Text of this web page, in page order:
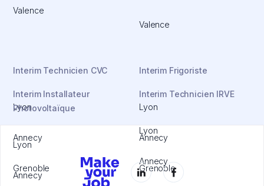
Valence
Valence
Interim Technicien CVC
Lyon
Annecy
Grenoble
Interim Frigoriste
Lyon
Annecy
Grenoble
Interim Installateur
Photovoltaïque
Lyon
Annecy
Interim Technicien IRVE
Lyon
Annecy